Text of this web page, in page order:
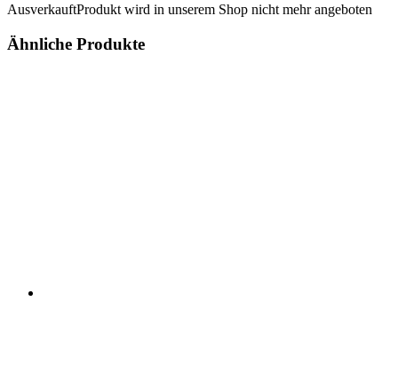
AusverkauftProdukt wird in unserem Shop nicht mehr angeboten
Ähnliche Produkte